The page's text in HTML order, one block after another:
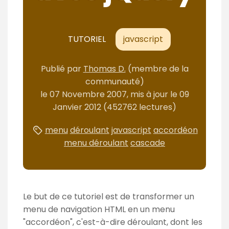
TUTORIEL javascript
Publié par Thomas D. (membre de la
communauté)
le07 Novembre 2007, mis à jour le09
Janvier 2012 (452762 lectures)
menudéroulant javascript accordéon
menu déroulant cascade
Le but de ce tutoriel est de transformer un
menu de navigation HTML en un menu
"accordéon", c'est-à-dire déroulant, dont les